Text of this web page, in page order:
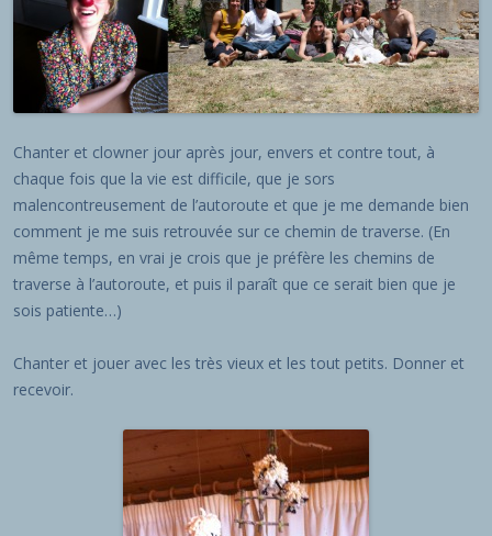
Chanter et clowner jour après jour, envers et contre tout, à
chaque fois que la vie est difficile, que je sors
malencontreusement de l’autoroute et que je me demande bien
comment je me suis retrouvée sur ce chemin de traverse. (En
même temps, en vrai je crois que je préfère les chemins de
traverse à l’autoroute, et puis il paraît que ce serait bien que je
sois patiente…)
Chanter et jouer avec les très vieux et les tout petits. Donner et
recevoir.